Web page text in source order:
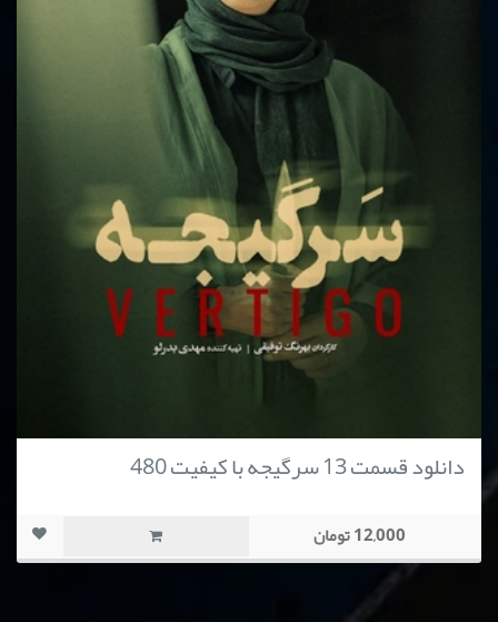
دانلود قسمت 13 سرگیجه با کیفیت 480
12,000 تومان